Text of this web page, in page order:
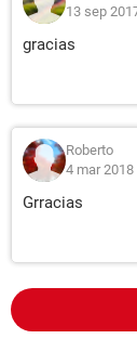
13 sep
gracias
Roberto
4 mar
Grracias